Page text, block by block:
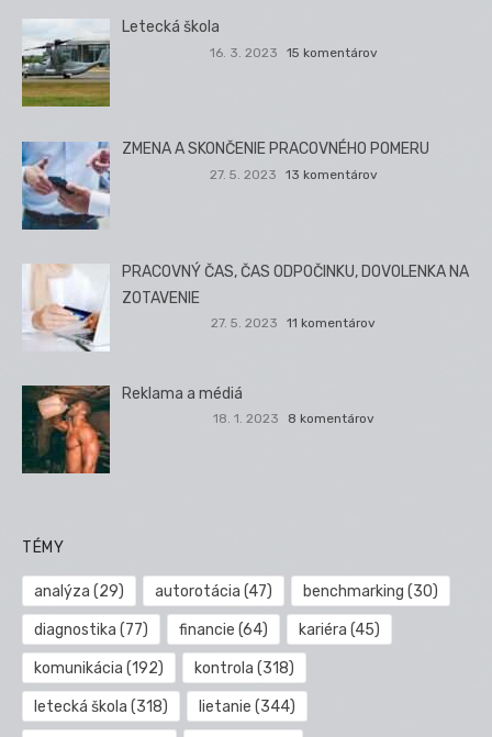
Letecká škola
16. 3. 2023 15 komentárov
ZMENA A SKONČENIE PRACOVNÉHO POMERU
27. 5. 2023 13 komentárov
PRACOVNÝ ČAS, ČAS ODPOČINKU, DOVOLENKA NA
ZOTAVENIE
27. 5. 2023 11 komentárov
Reklama a médiá
18. 1. 2023 8 komentárov
TÉMY
analýza (29) autorotácia (47) benchmarking (30)
diagnostika (77) financie (64) kariéra (45)
komunikácia (192) kontrola (318)
letecká škola (318) lietanie (344)